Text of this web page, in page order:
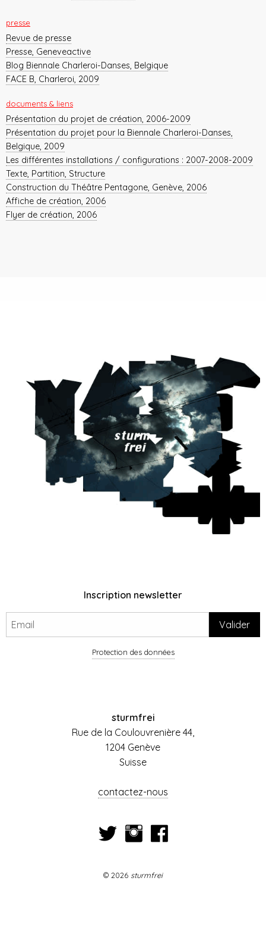
presse
Revue de presse
Presse, Geneveactive
Blog Biennale Charleroi-Danses, Belgique
FACE B, Charleroi, 2009
documents & liens
Présentation du projet de création, 2006-2009
Présentation du projet pour la Biennale Charleroi-Danses,
Belgique, 2009
Les différentes installations / configurations : 2007-2008-2009
Texte, Partition, Structure
Construction du Théâtre Pentagone, Genève, 2006
Affiche de création, 2006
Flyer de création, 2006
Inscription newsletter
Protection des données
sturmfrei
Rue de la Coulouvrenière 44,
1204 Genève
Suisse
contactez-nous
© 2026 sturmfrei